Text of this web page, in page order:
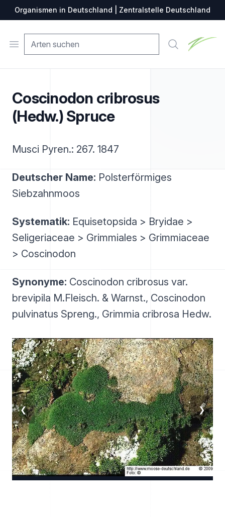
Organismen in Deutschland | Zentralstelle Deutschland
Open menu Suche
Coscinodon cribrosus
(Hedw.) Spruce
Musci Pyren.: 267. 1847
Deutscher Name: Polsterförmiges
Siebzahnmoos
Systematik: Equisetopsida > Bryidae >
Seligeriaceae > Grimmiales > Grimmiaceae
> Coscinodon
Synonyme: Coscinodon cribrosus var.
brevipila M.Fleisch. & Warnst., Coscinodon
pulvinatus Spreng., Grimmia cribrosa Hedw.
❮ ❯